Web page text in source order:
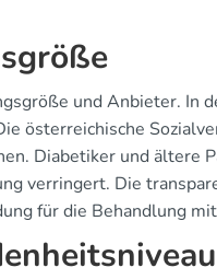
und Anbieter. In
österreichische
Diabetiker und ältere
verringert. Die
für die Behandlung